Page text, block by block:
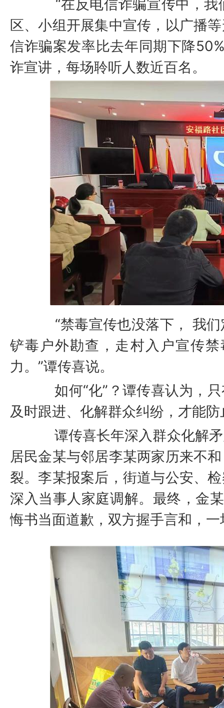
“在反电信诈骗宣传中，我
区、小组开展集中宣传，以广播
信诈骗案发率比去年同期下降
诈宣讲，每场聆听人数近百名。
“禁毒宣传也没落下， 我们
铲毒户外勘查，走村入户宣传
力。”谭传喜说。
如何“化”？谭传喜认为，
及时跟进、化解群众纠纷，才能
谭传喜长年深入群众化解
居民金某与邻居李某两家历来不
裂。李某报案后，街道与公安、
深入当事人家庭调解。最终，金
悔书当面道歉，双方握手言和，